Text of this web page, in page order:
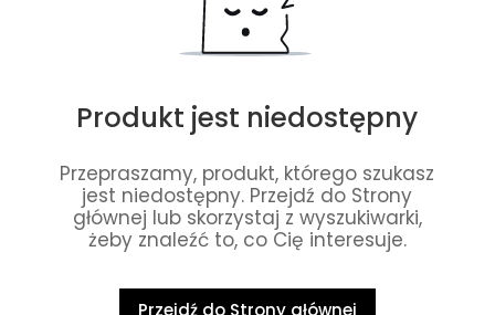
Produkt jest niedostępny
Przepraszamy, produkt, którego szukasz
jest niedostępny. Przejdź do Strony
głównej lub skorzystaj z wyszukiwarki,
żeby znaleźć to, co Cię interesuje.
Przejdź do Strony głównej